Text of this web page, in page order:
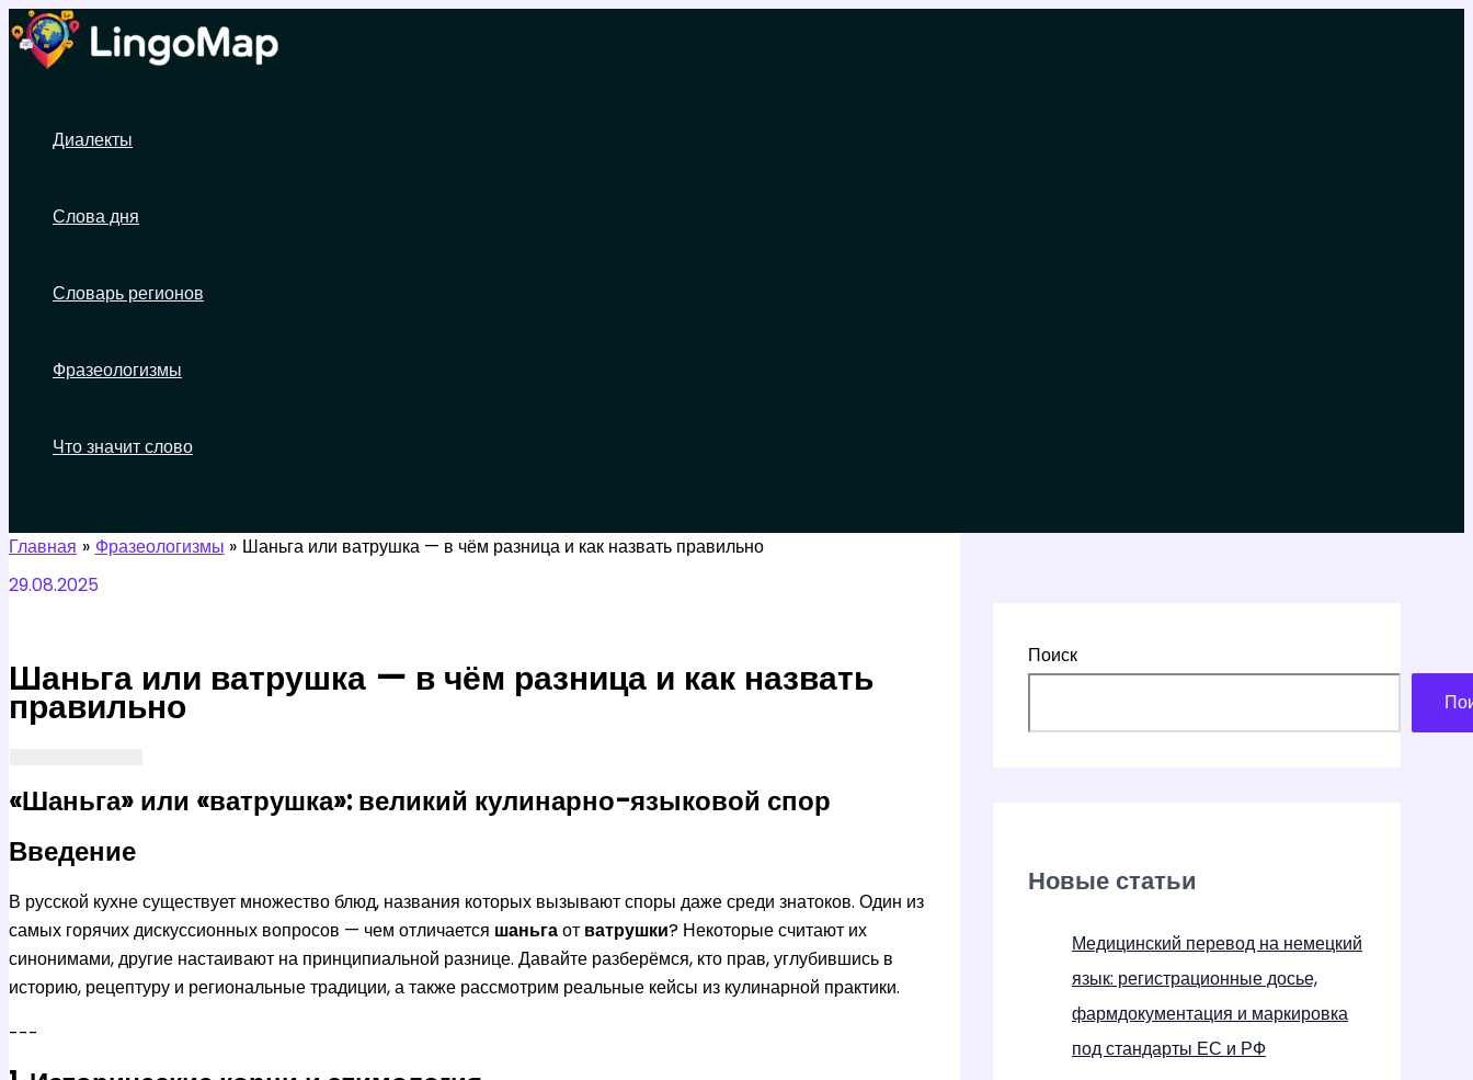
Перейти
содержимому
Диалекты
Слова дня
Словарь регионов
Фразеологизмы
Что значит слово
Главная Фразеологизмы
Шаньга или ватрушка — в чём разница и как назвать правильно
29.08.2025
Шаньга или ватрушка — в чём разница и как назвать
правильно
«Шаньга» или «ватрушка»: великий кулинарно-языковой спор
Введение
В русской кухне существует множество блюд, названия которых вызывают споры даже среди знатоков. Один из
самых горячих дискуссионных вопросов — чем отличается шаньгаот ватрушки? Некоторые считают их
синонимами, другие настаивают на принципиальной разнице. Давайте разберёмся, кто прав, углубившись в
историю, рецептуру и региональные традиции, а также рассмотрим реальные кейсы из кулинарной практики.
---
Поиск
Новые статьи
Медицинский перевод на немецкий
язык: регистрационные досье,
фармдокументация и маркировка
под стандарты ЕС и РФ